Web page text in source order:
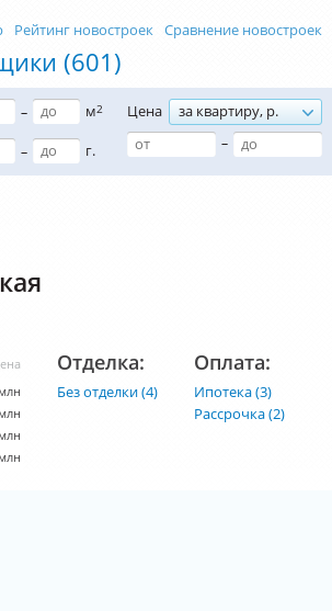
(601)
Рейтинг новостроек Сравнение новостроек
– м2
– г.
Цена
за квартиру, р.
–
Отделка:
Без отделки (4)
Оплата:
Ипотека (3)
Рассрочка (2)